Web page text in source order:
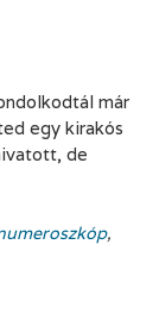
már
egy kirakós
de
,